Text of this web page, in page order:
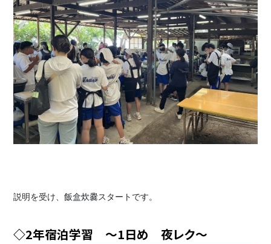
説明を受け、飯盒炊爨スタートです。
◇2年宿泊学習 〜1日め 夜レク〜